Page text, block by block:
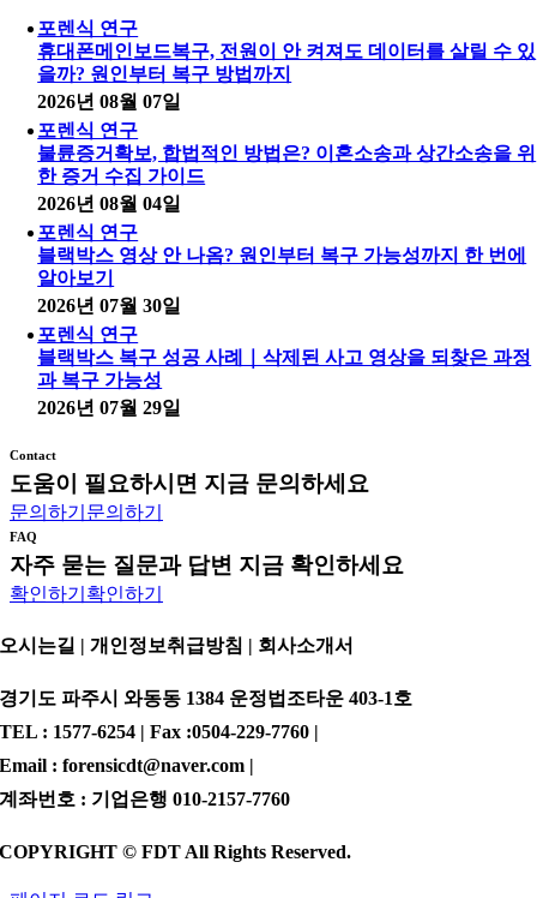
포렌식 연구
휴대폰메인보드복구, 전원이 안 켜져도 데이터를 살릴 수 있
을까? 원인부터 복구 방법까지
2026년 08월 07일
포렌식 연구
불륜증거확보, 합법적인 방법은? 이혼소송과 상간소송을 위
한 증거 수집 가이드
2026년 08월 04일
포렌식 연구
블랙박스 영상 안 나옴? 원인부터 복구 가능성까지 한 번에
알아보기
2026년 07월 30일
포렌식 연구
블랙박스 복구 성공 사례｜삭제된 사고 영상을 되찾은 과정
과 복구 가능성
2026년 07월 29일
Contact
도움이 필요하시면 지금 문의하세요
문의하기 문의하기
FAQ
자주 묻는 질문과 답변 지금 확인하세요
확인하기 확인하기
오시는길 | 개인정보취급방침 | 회사소개서
경기도 파주시 와동동 1384 운정법조타운 403-1호
TEL : 1577-6254 | Fax :0504-229-7760 |
Email : forensicdt@naver.com |
계좌번호 : 기업은행 010-2157-7760
COPYRIGHT © FDT All Rights Reserved.